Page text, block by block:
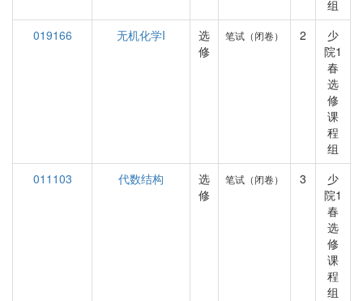
组
019166
无机化学I
选
修
笔试（闭卷） 2
少
院1
春
选
修
课
程
组
011103
代数结构
选
修
笔试（闭卷） 3
少
院1
春
选
修
课
程
组